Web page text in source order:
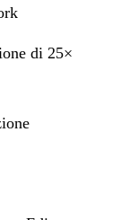
di 25×